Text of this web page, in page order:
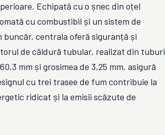
Echipată cu o șnec din oțel
cu combustibil și un sistem de
centrala oferă siguranță și
de căldură tubular, realizat din tuburi
mm și grosimea de 3,25 mm, asigură
cu trei trasee de fum contribuie la
ridicat și la emisii scăzute de